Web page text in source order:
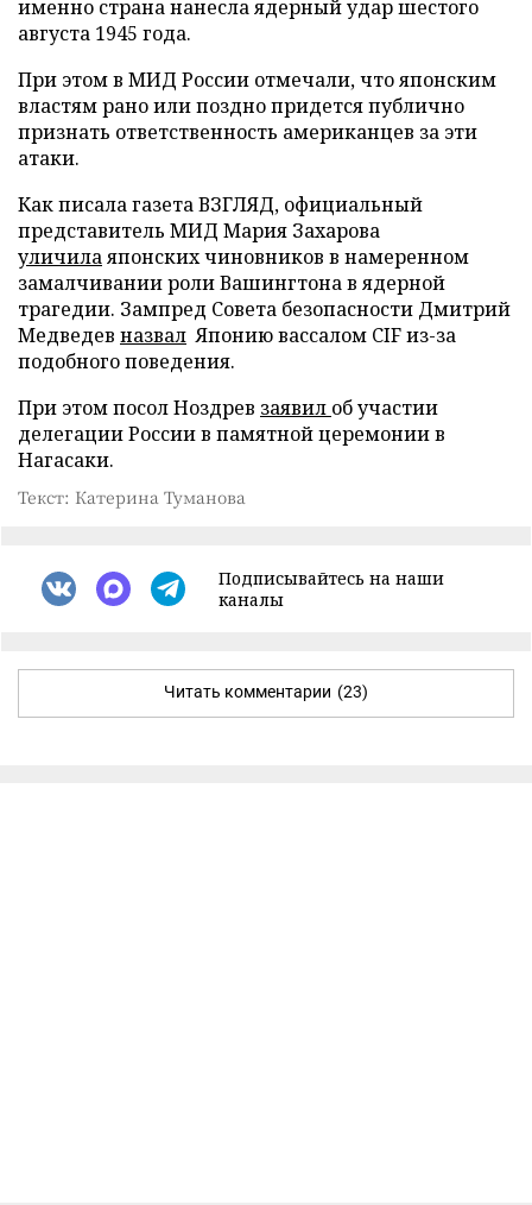
именно страна нанесла ядерный удар шестого
августа 1945 года.
При этом в МИД России отмечали, что японским
властям рано или поздно придется публично
признать ответственность американцев за эти
атаки.
Как писала газета ВЗГЛЯД, официальный
представитель МИД Мария Захарова
уличилаяпонских чиновников в намеренном
замалчивании роли Вашингтона в ядерной
трагедии. Зампред Совета безопасности Дмитрий
Медведев назвал Японию вассалом CIF из-за
подобного поведения.
При этом посол Ноздрев заявил об участии
делегации России в памятной церемонии в
Нагасаки.
Текст: Катерина Туманова
Подписывайтесь на наши
каналы
Читать комментарии (23)